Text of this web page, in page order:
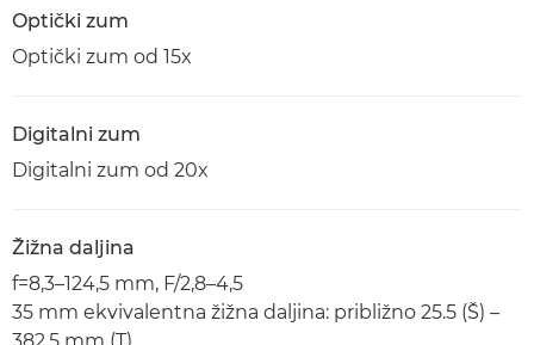
Optički zum
Optički zum od 15x
Digitalni zum
Digitalni zum od 20x
Žižna daljina
f=8,3–124,5 mm, F/2,8–4,5
35 mm ekvivalentna žižna daljina: približno 25.5 (Š) –
382,5 mm (T)